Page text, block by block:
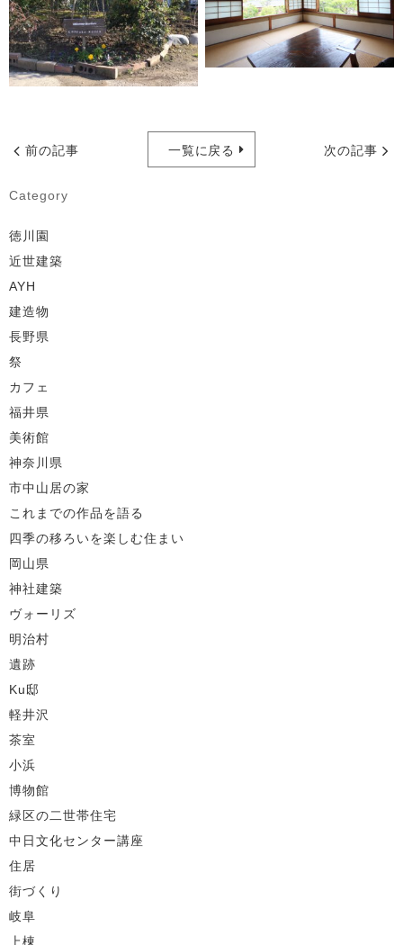
前の記事 一覧に戻る 次の記事
Category
徳川園
近世建築
AYH
建造物
長野県
祭
カフェ
福井県
美術館
神奈川県
市中山居の家
これまでの作品を語る
四季の移ろいを楽しむ住まい
岡山県
神社建築
ヴォーリズ
明治村
遺跡
Ku邸
軽井沢
茶室
小浜
博物館
緑区の二世帯住宅
中日文化センター講座
住居
街づくり
岐阜
上棟